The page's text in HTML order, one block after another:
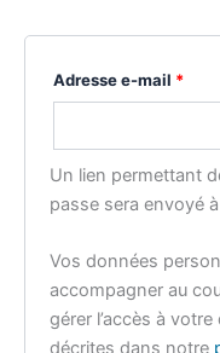
Adresse e-mail *
Un lien permettant
passe sera envoyé
Vos données
accompagner au
gérer l’accès à
décrites dans notre